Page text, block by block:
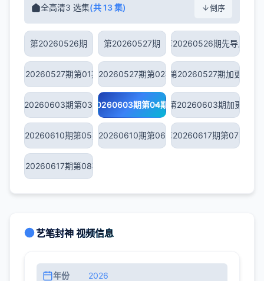
全高清3 选集(共 13 集) 倒序
第20260526期 第20260527期 第20260526期先导片
第20260527期第01期第20260527期第02期第20260527期加更
第20260603期第03期第20260603期第04期 第20260603期加更
第20260610期第05期第20260610期第06期第20260617期第07期
第20260617期第08期
艺笔封神 视频信息
年份 2026